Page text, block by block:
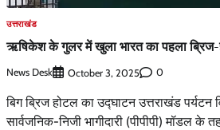
उत्तराखंड
ऋषिकेश के गुलर में खुला भारत का पहला
News Desk October 3, 2025 0
बिग ब्रिज होटल का उद्घाटन उत्तराखंड पर्यटन
सार्वजनिक-निजी भागीदारी (पीपीपी) मॉडल के